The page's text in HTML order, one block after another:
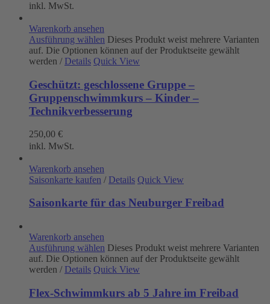
inkl. MwSt.
Warenkorb ansehen
Ausführung wählen Dieses Produkt weist mehrere Varianten
auf. Die Optionen können auf der Produktseite gewählt
werden / Details Quick View
Geschützt: geschlossene Gruppe –
Gruppenschwimmkurs – Kinder –
Technikverbesserung
250,00 €
inkl. MwSt.
Warenkorb ansehen
Saisonkarte kaufen / Details Quick View
Saisonkarte für das Neuburger Freibad
Warenkorb ansehen
Ausführung wählen Dieses Produkt weist mehrere Varianten
auf. Die Optionen können auf der Produktseite gewählt
werden / Details Quick View
Flex-Schwimmkurs ab 5 Jahre im Freibad